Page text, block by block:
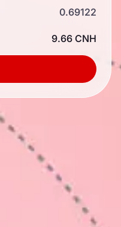
0.69122
9.66 CNH